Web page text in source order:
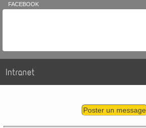
FACEBOOK
Intranet
Poster un message